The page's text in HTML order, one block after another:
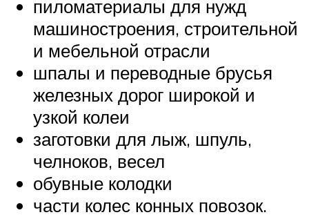
пиломатериалы для нужд
машиностроения, строительной
и мебельной отрасли
шпалы и переводные брусья
железных дорог широкой и
узкой колеи
заготовки для лыж, шпуль,
челноков, весел
обувные колодки
части колес конных повозок.